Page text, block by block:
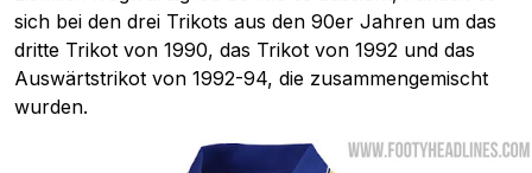
sich bei den drei Trikots aus den 90er Jahren um das
dritte Trikot von 1990, das Trikot von 1992 und das
Auswärtstrikot von 1992-94, die zusammengemischt
wurden.